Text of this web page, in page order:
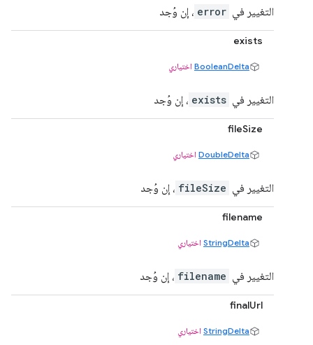
التغيير في error ، إن وُجد
exists
BooleanDelta اختياري
التغيير في exists ، إن وُجد
fileSize
DoubleDelta اختياري
التغيير في fileSize ، إن وُجد
filename
StringDelta اختياري
التغيير في filename ، إن وُجد
finalUrl
StringDelta اختياري